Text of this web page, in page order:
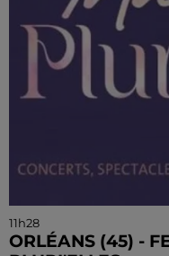
11h28
ORLÉANS (45) -